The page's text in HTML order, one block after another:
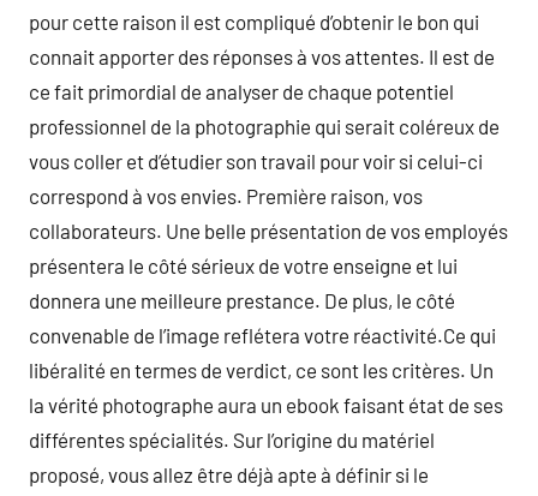
pour cette raison il est compliqué d’obtenir le bon qui
connait apporter des réponses à vos attentes. Il est de
ce fait primordial de analyser de chaque potentiel
professionnel de la photographie qui serait coléreux de
vous coller et d’étudier son travail pour voir si celui-ci
correspond à vos envies. Première raison, vos
collaborateurs. Une belle présentation de vos employés
présentera le côté sérieux de votre enseigne et lui
donnera une meilleure prestance. De plus, le côté
convenable de l’image reflétera votre réactivité.Ce qui
libéralité en termes de verdict, ce sont les critères. Un
la vérité photographe aura un ebook faisant état de ses
différentes spécialités. Sur l’origine du matériel
proposé, vous allez être déjà apte à définir si le